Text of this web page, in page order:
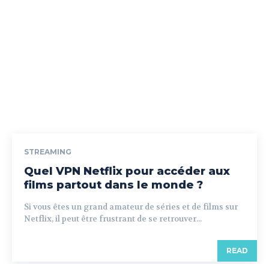
STREAMING
Quel VPN Netflix pour accéder aux
films partout dans le monde ?
Si vous êtes un grand amateur de séries et de films sur
Netflix, il peut être frustrant de se retrouver...
READ